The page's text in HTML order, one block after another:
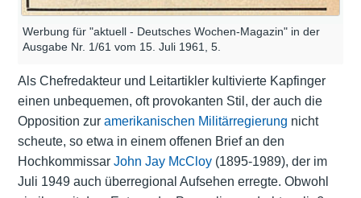
Werbung für "aktuell - Deutsches Wochen-Magazin" in der
Ausgabe Nr. 1/61 vom 15. Juli 1961, 5.
Als Chefredakteur und Leitartikler kultivierte Kapfinger
einen unbequemen, oft provokanten Stil, der auch die
Opposition zur amerikanischen Militärregierung nicht
scheute, so etwa in einem offenen Brief an den
Hochkommissar John Jay McCloy(1895-1989), der im
Juli 1949 auch überregional Aufsehen erregte. Obwohl